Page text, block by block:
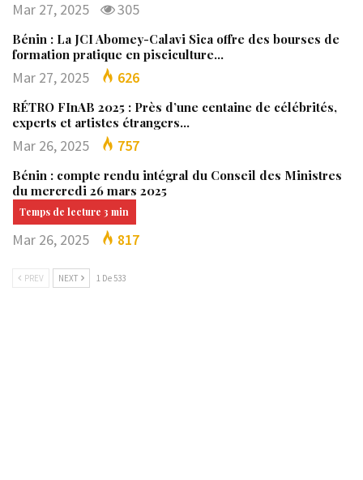
Mar 27, 2025 305
Bénin : La JCI Abomey-Calavi Sica offre des bourses de
formation pratique en pisciculture…
Mar 27, 2025 626
RÉTRO FInAB 2025 : Près d’une centaine de célébrités,
experts et artistes étrangers…
Mar 26, 2025 757
Bénin : compte rendu intégral du Conseil des Ministres
du mercredi 26 mars 2025
Mar 26, 2025 817
PREV NEXT 1 De 533